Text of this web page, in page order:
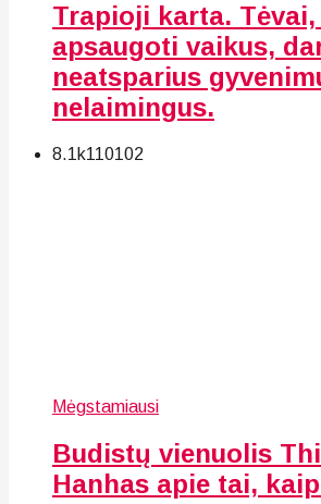
Trapioji karta.
apsaugoti vaikus,
neatsparius
nelaimingus.
8.1k110102
Mėgstamiausi
Budistų vienuolis
Hanhas apie tai,